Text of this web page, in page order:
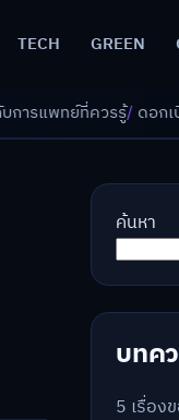
TECH GREEN
กเบี้ยขาขึ้นรอบใหม่! จัด
ค้นหา
บทค
5 เรื่อง